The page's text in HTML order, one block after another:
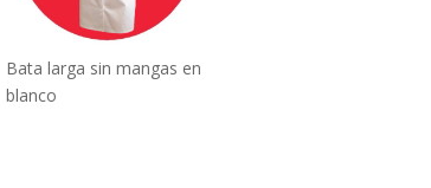
Bata larga sin mangas en
blanco